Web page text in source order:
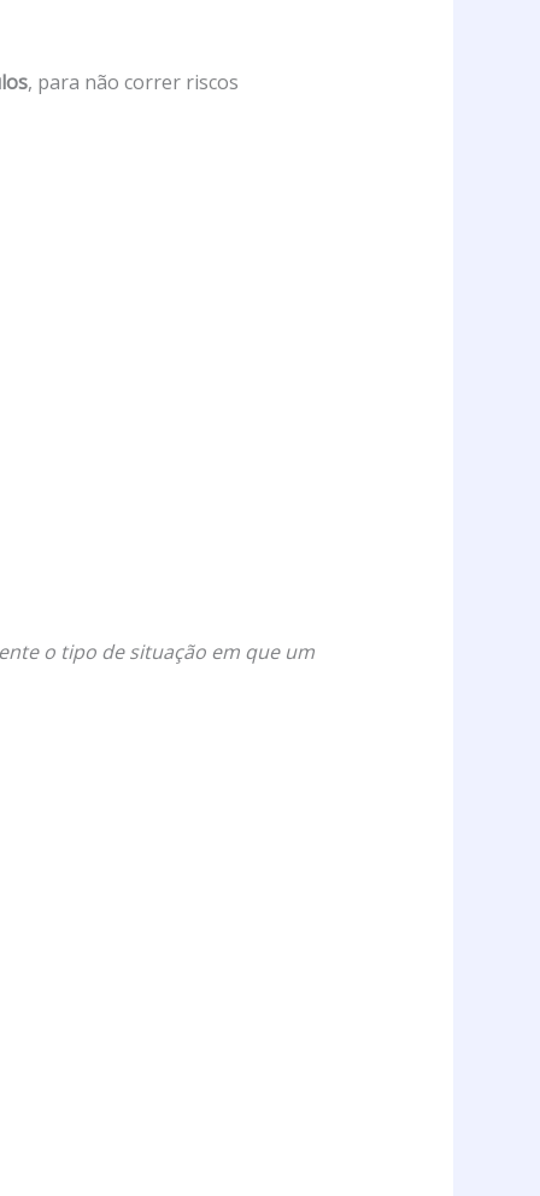
, para não correr riscos
o tipo de situação em que um